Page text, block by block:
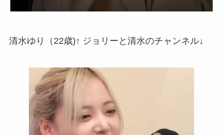
清水ゆり（22歳)↑ ジョリーと清水のチャンネル↓